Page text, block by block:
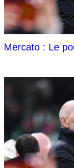
Mercato : Le